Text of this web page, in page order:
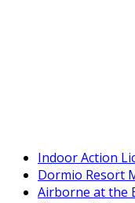
Indoor Action
Dormio Resort
Airborne at the